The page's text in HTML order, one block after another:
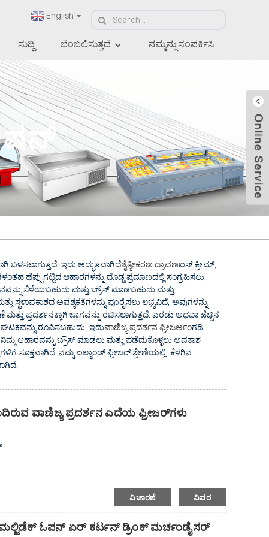
English
ಸುದ್ದಿ ಬೆಂಬಲಿಸುತ್ತದೆ ನಮ್ಮನ್ನು ಸಂಪರ್ಕಿಸಿ
ಬಳಸಲಾಗುತ್ತದೆ, ಇದು ಅದ್ಭುತವಾಗಿದೆಶೈತ್ಯೀಕರಣ ದ್ರಾವಣಐಸ್ ಕ್ರೀಮ್,
ಹೆಪ್ಪುಗಟ್ಟಿದ ಆಹಾರಗಳನ್ನು ದೊಡ್ಡ ಪ್ರಮಾಣದಲ್ಲಿ ಸಂಗ್ರಹಿಸಲು,
ಸೆಳೆಯಬಹುದು ಮತ್ತು ಬ್ರೌಸ್ ಮಾಡಬಹುದು ಮತ್ತು
ಸ್ಥಳಾವಕಾಶದ ಅವಶ್ಯಕತೆಗಳನ್ನು ಪೂರೈಸಲು ಲಭ್ಯವಿದೆ, ಅವುಗಳನ್ನು
ಪ್ರದರ್ಶನಕ್ಕಾಗಿ ಜಾಗವನ್ನು ರಚಿಸಲಾಗುತ್ತದೆ. ಎರಡು ಅಥವಾ ಹೆಚ್ಚಿನ
ರೂಪಿಸಬಹುದು, ಇದುವಾಣಿಜ್ಯ ಪ್ರದರ್ಶನ ಫ್ರೀಜರ್ಅಂಗಡಿ
ಆಹಾರವನ್ನು ಬ್ರೌಸ್ ಮಾಡಲು ಮತ್ತು ಪಡೆದುಕೊಳ್ಳಲು ಅವಕಾಶ
ಸೂಕ್ತವಾಗಿದೆ. ನಮ್ಮ ಐಲ್ಯಾಂಡ್ ಫ್ರೀಜರ್ ಶ್ರೇಣಿಯಲ್ಲಿ, ಕೆಳಗಿನ
ವಾಣಿಜ್ಯ ಪ್ರದರ್ಶನ ಎದೆಯ ಫ್ರೀಜರ್‌ಗಳು
ವಿಚಾರಣೆ ವಿವರ
ಮಲ್ಟಿಡೆಕ್ ಓಪನ್ ಏರ್ ಕರ್ಟನ್ ಡ್ರಿಂಕ್ ಮರ್ಚಂಡೈಸರ್